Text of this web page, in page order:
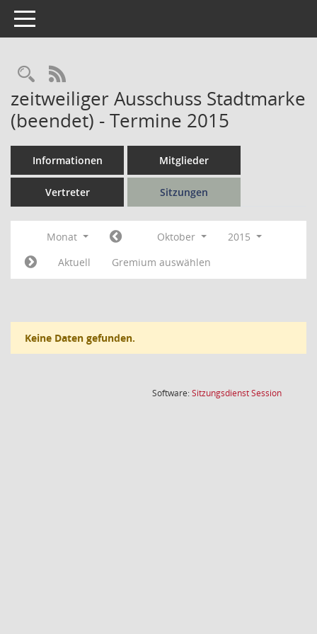
Toggle navigation
Rechercheauswahl
RSS-Feed
zeitweiliger Ausschuss Stadtmarke
(beendet) - Termine 2015
Informationen Mitglieder
Vertreter Sitzungen
Monat Oktober
2015
Aktuell
Gremium auswählen
Keine Daten gefunden.
Software:SitzungsdienstSession(Wird in